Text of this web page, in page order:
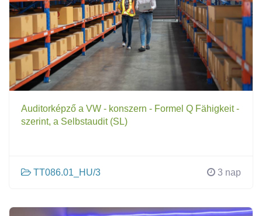
Auditorképző a VW - konszern - Formel Q Fähigkeit -
szerint, a Selbstaudit (SL)
TT086.01_HU/3 3 nap